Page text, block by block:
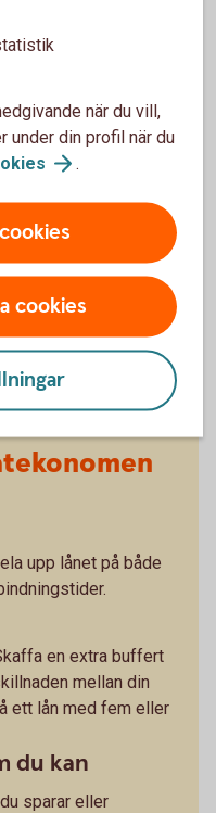
upp lånet på både
en extra buffert
mellan din
ett lån med fem eller
du kan
sparar eller
när du vill,
under din profil när du
.
cookies